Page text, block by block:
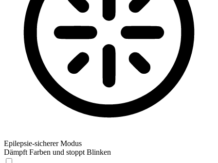
Epilepsie-sicherer Modus
Dämpft Farben und stoppt Blinken